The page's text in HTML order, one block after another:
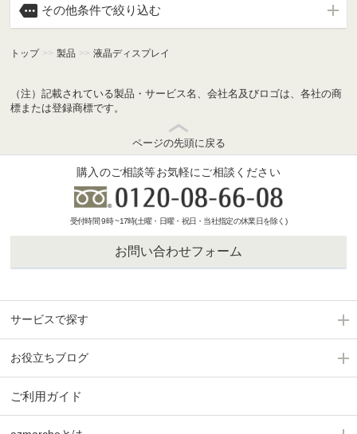
 その他条件で絞り込む
トップ >> 製品 >> 液晶ディスプレイ
（注）記載されている製品・サービス名、会社名及びロゴは、各社の商
標または登録商標です。
ページの先頭に戻る
購入のご相談等お気軽にご相談ください
受付時間 9時 ~17時(土曜・日曜・祝日・当社指定の休業日を除く)
お問い合わせフォーム
サービスで探す
お役立ちブログ
ご利用ガイド